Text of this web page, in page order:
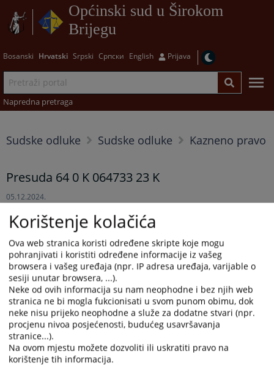
Općinski sud u Širokom
Brijegu
Bosanski Hrvatski Srpski Српски English Prijava
Napredna pretraga
Sudske odluke Sudske odluke Kazneno pravo
Presuda 64 0 K 064733 23 K
05.12.2024.
Presuda 64 0 K 064733 23 K
Prikazana vijest je na: Hrvatski jezik
Prateći dokumenti
Presuda 64 0 K 064733 23 K
432 PREGLEDA
Korištenje kolačića
Ova web stranica koristi određene skripte koje mogu
pohranjivati i koristiti određene informacije iz vašeg
browsera i vašeg uređaja (npr. IP adresa uređaja, varijable o
sesiji unutar browsera, ...).
Neke od ovih informacija su nam neophodne i bez njih web
stranica ne bi mogla fukcionisati u svom punom obimu, dok
neke nisu prijeko neophodne a služe za dodatne stvari (npr.
procjenu nivoa posjećenosti, budućeg usavršavanja
stranice...).
Na ovom mjestu možete dozvoliti ili uskratiti pravo na
korištenje tih informacija.